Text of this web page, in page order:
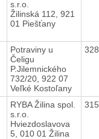
s.r.o.
Žilinská 112, 921
01 Piešťany
Potraviny u
Čeligu
P.Jilemnického
732/20, 922 07
Veľké Kostoľany
RYBA Žilina spol.
s.r.o.
Hviezdoslavova
5, 010 01 Žilina